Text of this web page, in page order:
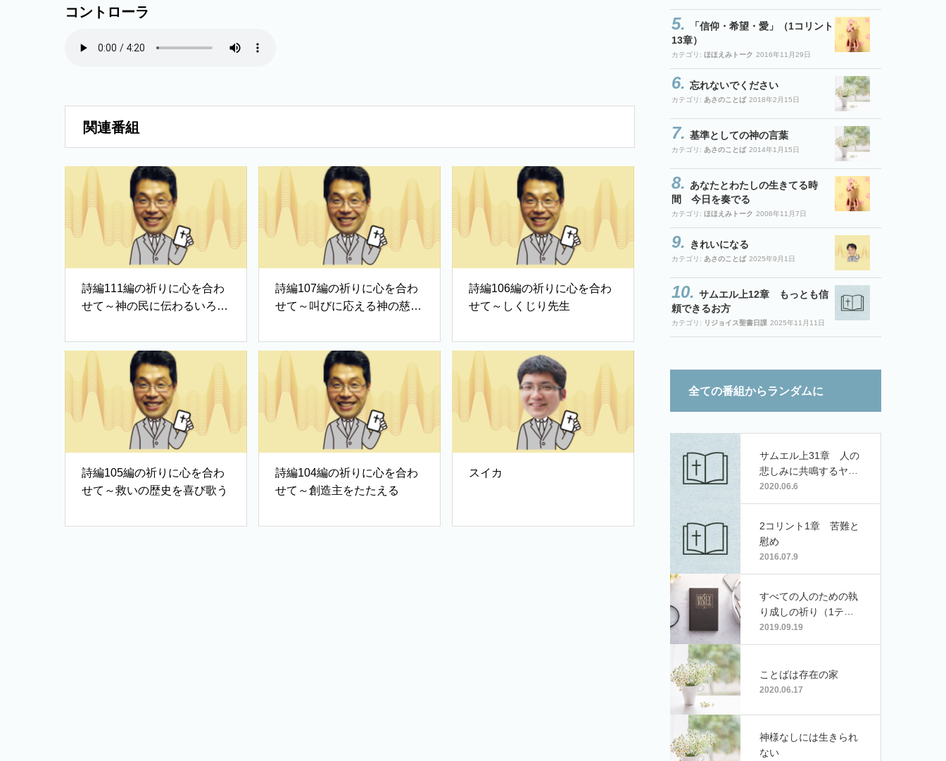
コントローラ
関連番組
詩編111編の祈りに心を合わ
せて～神の民に伝わるいろは
詩編107編の祈りに心を合わ
せて～叫びに応える神の慈し
詩編106編の祈りに心を合わ
せて～しくじり先生
詩編105編の祈りに心を合わ
せて～救いの歴史を喜び歌う
詩編104編の祈りに心を合わ
せて～創造主をたたえる
スイカ
「信仰・希望・愛」（1コリント
13章）
カテゴリ: ほほえみトーク 2016年11月29日
忘れないでください
カテゴリ: あさのことば 2018年2月15日
基準としての神の言葉
カテゴリ: あさのことば 2014年1月15日
あなたとわたしの生きてる時
間 今日を奏でる
カテゴリ: ほほえみトーク 2006年11月7日
きれいになる
カテゴリ: あさのことば 2025年9月1日
サムエル上12章 もっとも信
頼できるお方
カテゴリ: リジョイス聖書日課 2025年11月11日
全ての番組からランダムに
サムエル上31章 人の
悲しみに共鳴するヤベ
シュの住民
2020.06.6
2コリント1章 苦難と
慰め
2016.07.9
すべての人のための執
り成しの祈り（1テモ
テ2:1-7）
2019.09.19
ことばは存在の家
2020.06.17
神様なしには生きられ
ない